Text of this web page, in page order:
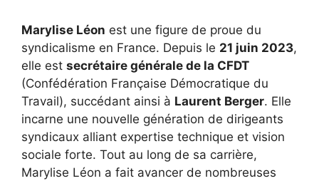
Marylise Léon est une figure de proue du
syndicalisme en France. Depuis le 21 juin 2023,
elle est secrétaire générale de la CFDT
(Confédération Française Démocratique du
Travail), succédant ainsi à Laurent Berger. Elle
incarne une nouvelle génération de dirigeants
syndicaux alliant expertise technique et vision
sociale forte. Tout au long de sa carrière,
Marylise Léon a fait avancer de nombreuses